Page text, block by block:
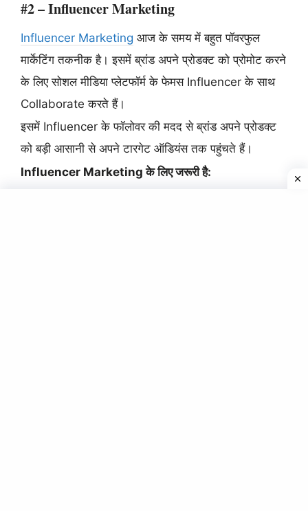
#2 – Influencer Marketing
Influencer Marketing आज के समय में बहुत पॉवरफुल
मार्केटिंग तकनीक है। इसमें ब्रांड अपने प्रोडक्ट को प्रोमोट करने
के लिए सोशल मीडिया प्लेटफॉर्म के फेमस Influencer के साथ
Collaborate करते हैं।
इसमें Influencer के फॉलोवर की मदद से ब्रांड अपने प्रोडक्ट
को बड़ी आसानी से अपने टारगेट ऑडियंस तक पहुंचते हैं।
Influencer Marketing के लिए जरूरी है: